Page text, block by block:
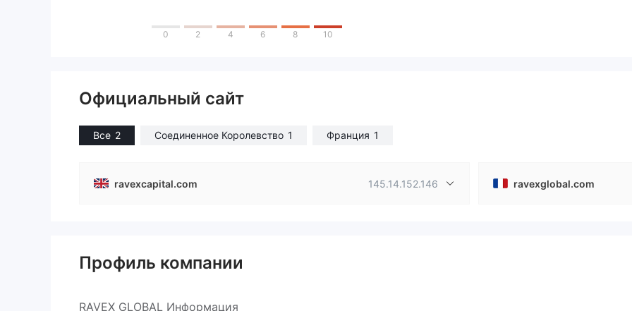
0 2 4 6 8 10
Официальный сайт
Все 2 Соединенное Королевство 1 Франция 1
ravexcapital.com 145.14.152.146 ravexglobal.com
Профиль компании
RAVEX GLOBAL Информация